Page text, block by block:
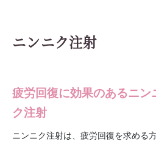
ニンニク注射
疲労回復に効果のあるニン
ク注射
ニンニク注射は、疲労回復を求める